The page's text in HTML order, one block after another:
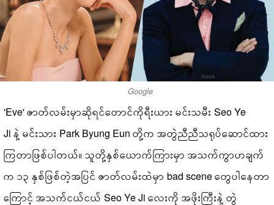
Google
'Eve' ဇာတ်လမ်းမှာဆိုရင်တောင်ကိုရီးယား မင်းသမီး Seo Ye
Ji နဲ့ မင်းသား Park Byung Eun တို့က အတွဲညီညီသရုပ်ဆောင်ထား
ကြတာဖြစ်ပါတယ်။ သူတို့နှစ်ယောက်ကြားမှာ အသက်ကွာဟချက်
က ၁၃ နှစ်ဖြစ်တဲ့အပြင် ဇာတ်လမ်းထဲမှာ bad scene တွေပါနေတာ
ကြောင့် အသက်ငယ်ငယ် Seo Ye Ji လေးကို အဖိုးကြီးနဲ့ တွဲ